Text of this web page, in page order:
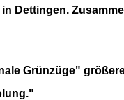
Dettingen.
Grünzüge"